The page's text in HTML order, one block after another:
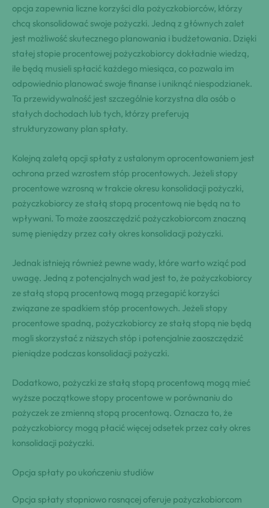
opcja zapewnia liczne korzyści dla pożyczkobiorców, którzy
chcą skonsolidować swoje pożyczki. Jedną z głównych zalet
jest możliwość skutecznego planowania i budżetowania. Dzięki
stałej stopie procentowej pożyczkobiorcy dokładnie wiedzą,
ile będą musieli spłacić każdego miesiąca, co pozwala im
odpowiednio planować swoje finanse i uniknąć niespodzianek.
Ta przewidywalność jest szczególnie korzystna dla osób o
stałych dochodach lub tych, którzy preferują
strukturyzowany plan spłaty.
Kolejną zaletą opcji spłaty z ustalonym oprocentowaniem jest
ochrona przed wzrostem stóp procentowych. Jeżeli stopy
procentowe wzrosną w trakcie okresu konsolidacji pożyczki,
pożyczkobiorcy ze stałą stopą procentową nie będą na to
wpływani. To może zaoszczędzić pożyczkobiorcom znaczną
sumę pieniędzy przez cały okres konsolidacji pożyczki.
Jednak istnieją również pewne wady, które warto wziąć pod
uwagę. Jedną z potencjalnych wad jest to, że pożyczkobiorcy
ze stałą stopą procentową mogą przegapić korzyści
związane ze spadkiem stóp procentowych. Jeżeli stopy
procentowe spadną, pożyczkobiorcy ze stałą stopą nie będą
mogli skorzystać z niższych stóp i potencjalnie zaoszczędzić
pieniądze podczas konsolidacji pożyczki.
Dodatkowo, pożyczki ze stałą stopą procentową mogą mieć
wyższe początkowe stopy procentowe w porównaniu do
pożyczek ze zmienną stopą procentową. Oznacza to, że
pożyczkobiorcy mogą płacić więcej odsetek przez cały okres
konsolidacji pożyczki.
Opcja spłaty po ukończeniu studiów
Opcja spłaty stopniowo rosnącej oferuje pożyczkobiorcom